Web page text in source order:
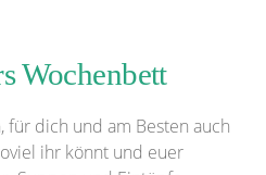
Wochenbett
für dich und am Besten auch
ihr könnt und euer